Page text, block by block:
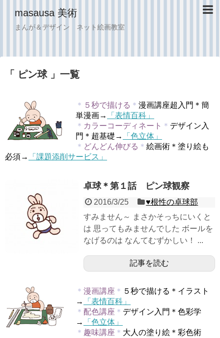
masausa 美術
まんが＆デザイン ネット絵画教室
「 ピン球 」一覧
＊ ５秒で描ける ＊ 漫画講座超入門＊簡
単漫画→
「表情百科」
＊ カラーコーディネート ＊ デザイン入
門＊超基礎→
「色立体」
＊ どんどん伸びる ＊ 絵画術＊塗り絵も
必須→
「課題添削サービス」
卓球＊第１話 ピン球観察
2016/3/25
♥︎根性の卓球部
すみません～ まさかそっちにいくと
は 思ってもみませんでした ボールを
なげるのは なんてむずかしい！ ...
記事を読む
＊ 漫画講座 ＊ ５秒で描ける＊イラスト
→
「表情百科」
＊ 配色講座 ＊ デザイン入門＊色彩学
→
「色立体」
＊ 趣味講座 ＊ 大人の塗り絵＊彩色術